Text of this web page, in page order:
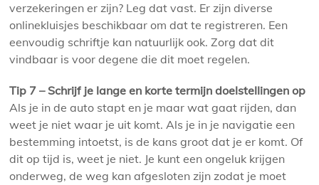
verzekeringen er zijn? Leg dat vast. Er zijn diverse
onlinekluisjes beschikbaar om dat te registreren. Een
eenvoudig schriftje kan natuurlijk ook. Zorg dat dit
vindbaar is voor degene die dit moet regelen.
Tip 7 – Schrijf je lange en korte termijn doelstellingen op
Als je in de auto stapt en je maar wat gaat rijden, dan
weet je niet waar je uit komt. Als je in je navigatie een
bestemming intoetst, is de kans groot dat je er komt. Of
dit op tijd is, weet je niet. Je kunt een ongeluk krijgen
onderweg, de weg kan afgesloten zijn zodat je moet